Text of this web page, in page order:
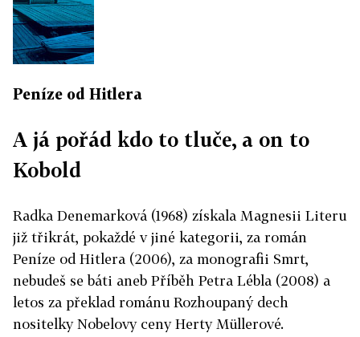
Peníze od Hitlera
A já pořád kdo to tluče, a on to
Kobold
Radka Denemarková (1968) získala Magnesii Literu
již třikrát, pokaždé v jiné kategorii, za román
Peníze od Hitlera (2006), za monografii Smrt,
nebudeš se báti aneb Příběh Petra Lébla (2008) a
letos za překlad románu Rozhoupaný dech
nositelky Nobelovy ceny Herty Müllerové.